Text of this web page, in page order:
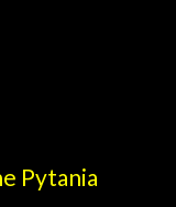
Pytania